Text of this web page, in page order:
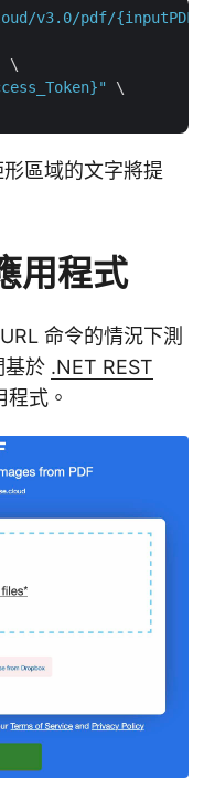
v3.0/pdf/{inputPDF}/
\
\
區域的文字將提
用程式
命令的情況下測
基於 .NET REST
式。